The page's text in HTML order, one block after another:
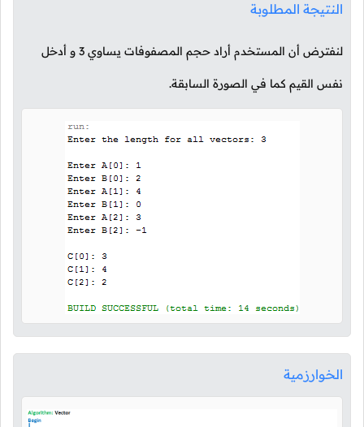
النتيجة المطلوبة
لنفترض أن المستخدم أراد حجم المصفوفات يساوي 3 و أدخل
نفس القيم كما في الصورة السابقة.
الخوارزمية